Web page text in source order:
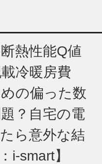
熱性能Q値
冷暖房費
の偏った数
？自宅の電
ら意外な結
i-smart】